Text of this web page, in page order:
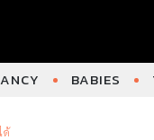
BABIES
ด้